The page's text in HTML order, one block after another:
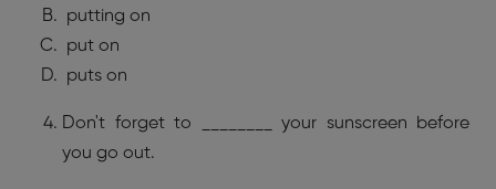
putting on
put on
puts on
Don't forget to ________ your sunscreen before
you go out.